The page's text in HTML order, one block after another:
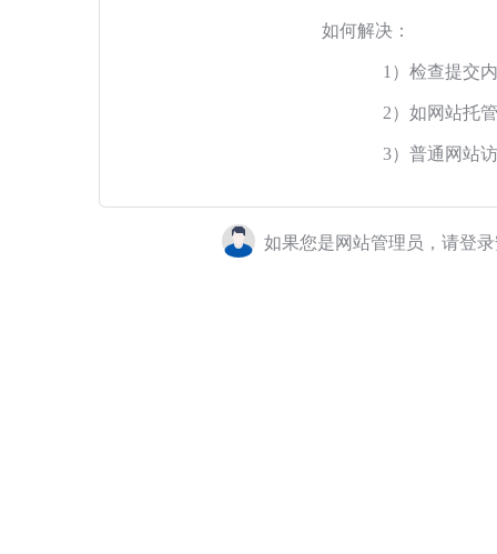
如何解决：
1）检查提交
2）如网站托
3）普通网站
如果您是网站管理员，请登